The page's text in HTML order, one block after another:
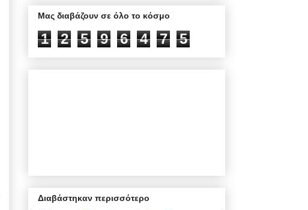
Μας διαβάζουν σε όλο το κόσμο
1 2 5 9 6 4 7 5
Διαβάστηκαν περισσότερο